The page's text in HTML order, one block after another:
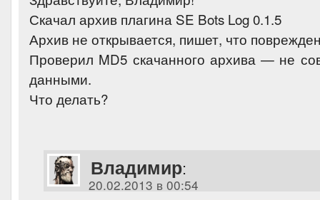
Скачал архив плагина SE Bots Log 0.1.5
Архив не открывается, пишет, что
Проверил MD5 скачанного архива — не
данными.
Что делать?
Владимир:
20.02.2013 в 00:54